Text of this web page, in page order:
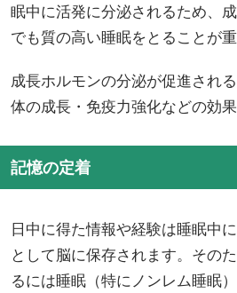
眠中に活発に分泌されるため、
でも質の高い睡眠をとることが重
成長ホルモンの分泌が促進され
体の成長・免疫力強化などの効果
記憶の定着
日中に得た情報や経験は睡眠中
として脳に保存されます。その
るには睡眠（特にノンレム睡眠